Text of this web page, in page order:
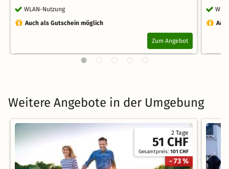
WLAN-Nutzung
Auch als Gutschein möglich
Zum Angebot
Weitere Angebote in der Umgebung
2 Tage
51 CHF
Gesamtpreis:101 CHF
- 73 %